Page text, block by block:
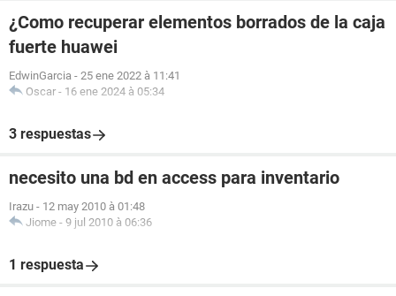
¿Como recuperar elementos borrados de la caja
fuerte huawei
EdwinGarcia - 25 ene 2022 à 11:41
Oscar - 16 ene 2024 à 05:34
3 respuestas
necesito una bd en access para inventario
Irazu - 12 may 2010 à 01:48
Jiome - 9 jul 2010 à 06:36
1 respuesta